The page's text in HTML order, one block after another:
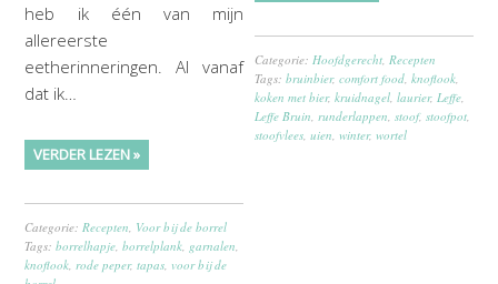
heb ik één van mijn
allereerste
eetherinneringen. Al vanaf
dat ik…
VERDER LEZEN »
Categorie: Recepten Voor bij de borrel
Tags:borrelhapje ,borrelplank garnalen
knoflook rode peper,tapas voor bij de
Categorie: Hoofdgerecht Recepten
Tags:bruinbier,comfort food ,knoflook
koken met bier,kruidnagel ,laurier, Leffe
Leffe Bruin runderlappen ,stoof,stoofpot
stoofvlees ,uien ,winter,wortel